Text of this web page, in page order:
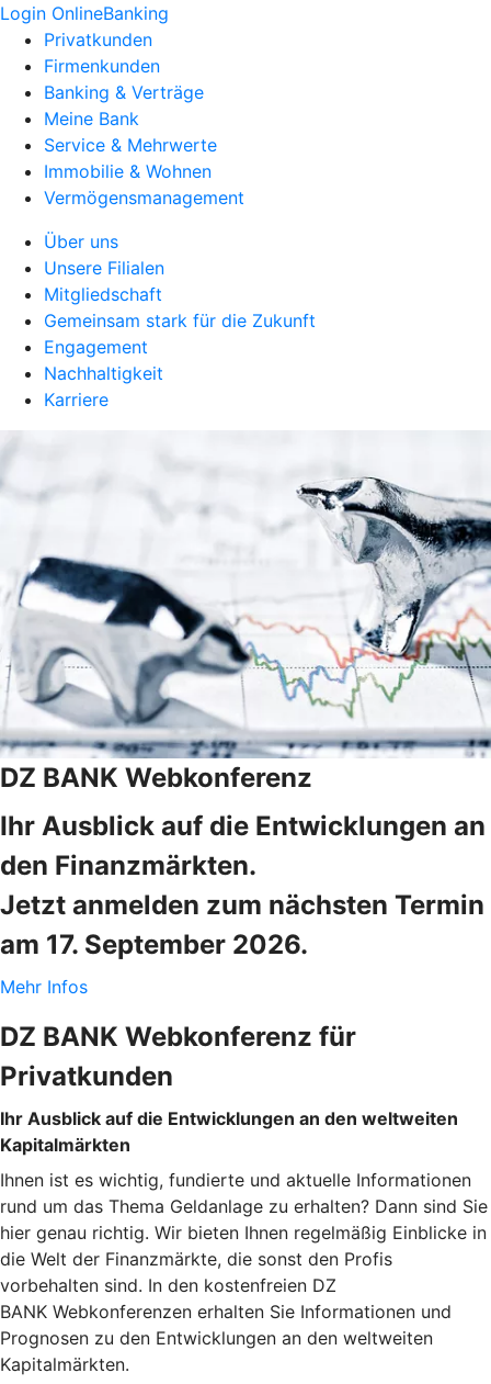
Login OnlineBanking
Privatkunden
Firmenkunden
Banking & Verträge
Meine Bank
Service & Mehrwerte
Immobilie & Wohnen
Vermögensmanagement
Über uns
Unsere Filialen
Mitgliedschaft
Gemeinsam stark für die Zukunft
Engagement
Nachhaltigkeit
Karriere
DZ BANK Webkonferenz
Ihr Ausblick auf die Entwicklungen an
den Finanzmärkten.
Jetzt anmelden zum nächsten Termin
am 17. September 2026.
Mehr Infos
DZ BANK Webkonferenz für
Privatkunden
Ihr Ausblick auf die Entwicklungen an den weltweiten
Kapitalmärkten
Ihnen ist es wichtig, fundierte und aktuelle Informationen
rund um das Thema Geldanlage zu erhalten? Dann sind Sie
hier genau richtig. Wir bieten Ihnen regelmäßig Einblicke in
die Welt der Finanzmärkte, die sonst den Profis
vorbehalten sind. In den kostenfreien DZ
BANK Webkonferenzen erhalten Sie Informationen und
Prognosen zu den Entwicklungen an den weltweiten
Kapitalmärkten.